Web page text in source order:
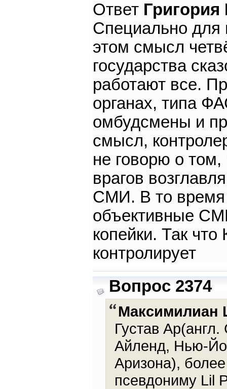
Ответ
Специально для
этом смысл
государства
работают все.
органах, типа
омбудсмены и
смысл,
не говорю о том,
врагов
СМИ. В то время
объективные
копейки. Так
контролирует
Вопрос 2374
Максимилиан
Густав
Айленд, Нью-
Аризона),
псевдониму Lil